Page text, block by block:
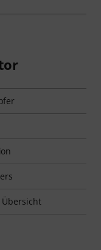
Übersicht